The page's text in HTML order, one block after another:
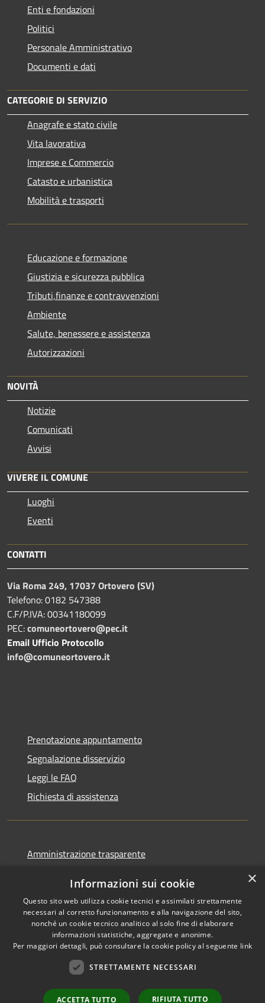
Enti e fondazioni
Politici
Personale Amministrativo
Documenti e dati
CATEGORIE DI SERVIZIO
Anagrafe e stato civile
Vita lavorativa
Imprese e Commercio
Catasto e urbanistica
Mobilità e trasporti
Educazione e formazione
Giustizia e sicurezza pubblica
Tributi,finanze e contravvenzioni
Ambiente
Salute, benessere e assistenza
Autorizzazioni
NOVITÀ
Notizie
Comunicati
Avvisi
VIVERE IL COMUNE
Luoghi
Eventi
CONTATTI
Via Roma 249, 17037 Ortovero (SV)
Telefono: 0182 547388
C.F/P.IVA: 00341180099
PEC:comuneortovero@pec.it
Email Ufficio Protocollo
info@comuneortovero.it
Prenotazione appuntamento
Segnalazione disservizio
Leggi le FAQ
Richiesta di assistenza
Amministrazione trasparente
Dichiarazione di accessibilità
Copyright © 2026 • Comune di
Municipium• Accesso
×
Informazioni sui cookie
Questo sito web utilizza cookie tecnici e assimilati strettamente
necessari al corretto funzionamento e alla navigazione del sito,
nonché un cookie tecnico analitico al solo fine di elaborare
informazioni statistiche, aggregate e anonime.
Per maggiori dettagli, può consultare la cookie policy al seguente link
STRETTAMENTE NECESSARI
ACCETTA TUTTO RIFIUTA TUTTO